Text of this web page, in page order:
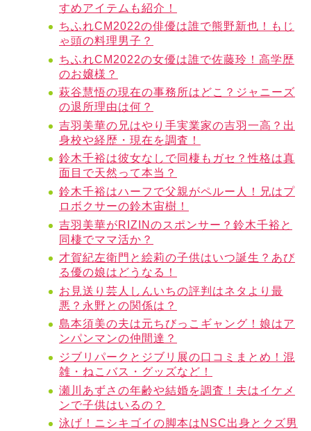
すめアイテムも紹介！
ちふれCM2022の俳優は誰で熊野新也！もじ
ゃ頭の料理男子？
ちふれCM2022の女優は誰で佐藤玲！高学歴
のお嬢様？
萩谷慧悟の現在の事務所はどこ？ジャニーズ
の退所理由は何？
吉羽美華の兄はやり手実業家の吉羽一高？出
身校や経歴・現在を調査！
鈴木千裕は彼女なしで同棲もガセ？性格は真
面目で天然って本当？
鈴木千裕はハーフで父親がペルー人！兄はプ
ロボクサーの鈴木宙樹！
吉羽美華がRIZINのスポンサー？鈴木千裕と
同棲でママ活か？
才賀紀左衛門と絵莉の子供はいつ誕生？あび
る優の娘はどうなる！
お見送り芸人しんいちの評判はネタより最
悪？永野との関係は？
島本須美の夫は元ちびっこギャング！娘はア
ンパンマンの仲間達？
ジブリパークとジブリ展の口コミまとめ！混
雑・ねこバス・グッズなど！
瀬川あずさの年齢や結婚を調査！夫はイケメ
ンで子供はいるの？
泳げ！ニシキゴイの脚本はNSC出身とクズ男